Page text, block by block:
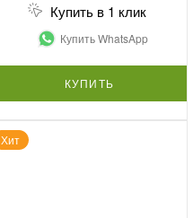
Купить в 1 клик
Купить WhatsApp
КУПИТЬ
Хит